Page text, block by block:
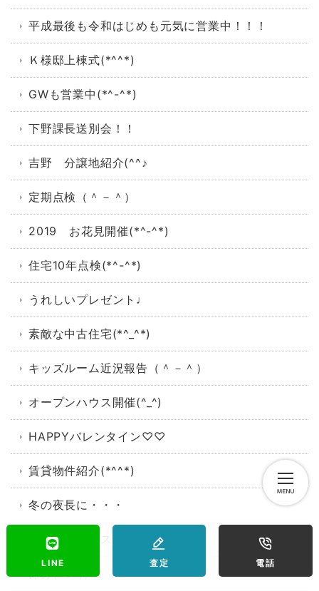
平成最後も令和はじめも元気に営業中！！！
Ｋ様邸上棟式(*^^*)
GWも営業中(*^-^*)
下野課長送別会！！
吉野 分譲地紹介(^^♪
定期点検（＾－＾）
2019 お花見開催(*^-^*)
住宅10年点検(*^-^*)
うれしいプレゼント♩
素敵な中古住宅(*^_^*)
キッズルーム近況報告（＾－＾）
オープンハウス開催(^_^)
HAPPYバレンタイン♡♡
賃貸物件紹介(*^^*)
冬の夜長に・・・
オープンハウス開催(*^-^*)
節分(^O^)／
LINE 査定 電話